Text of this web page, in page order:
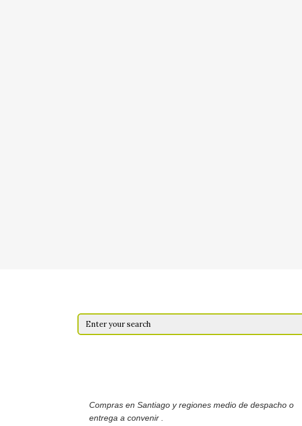
Compras en Santiago y regiones medio de despacho o
entrega a convenir .